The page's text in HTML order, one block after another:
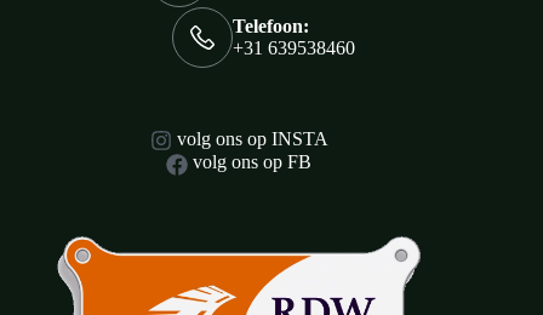
Telefoon:
+31 639538460
volg ons op INSTA
volg ons op FB